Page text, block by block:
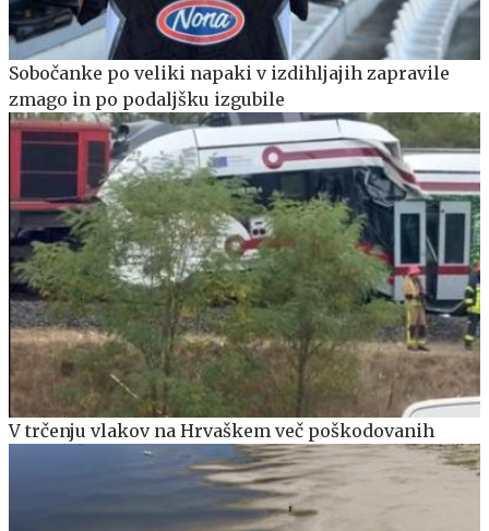
Sobočanke po veliki napaki v izdihljajih zapravile
zmago in po podaljšku izgubile
V trčenju vlakov na Hrvaškem več poškodovanih